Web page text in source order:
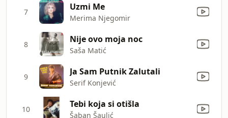
7 Uzmi Me
Merima Njegomir
8 Nije ovo moja noc
Saša Matić
9 Ja Sam Putnik Zalutali
Serif Konjević
10 Tebi koja si otišla
Šaban Šaulić